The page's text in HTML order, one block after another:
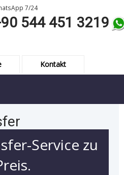
7/24
544 451 3219
Kontakt
Service zu